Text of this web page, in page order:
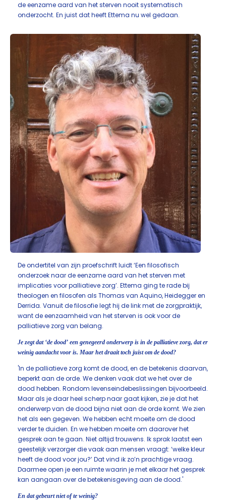
de eenzame aard van het sterven nooit systematisch
onderzocht. En juist dat heeft Ettema nu wel gedaan.
De ondertitel van zijn proefschrift luidt ‘Een filosofisch
onderzoek naar de eenzame aard van het sterven met
implicaties voor palliatieve zorg’. Ettema ging te rade bij
theologen en filosofen als Thomas van Aquino, Heidegger en
Derrida. Vanuit de filosofie legt hij de link met de zorgpraktijk,
want de eenzaamheid van het sterven is ook voor de
palliatieve zorg van belang.
Je zegt dat ‘de dood’ een genegeerd onderwerp is in de palliatieve zorg, dat er
weinig aandacht voor is. Maar het draait toch juist om de dood?
'In de palliatieve zorg komt de dood, en de betekenis daarvan,
beperkt aan de orde. We denken vaak dat we het over de
dood hebben. Rondom levenseindebeslissingen bijvoorbeeld.
Maar als je daar heel scherp naar gaat kijken, zie je dat het
onderwerp van de dood bijna niet aan de orde komt. We zien
het als een gegeven. We hebben echt moeite om de dood
verder te duiden. En we hebben moeite om daarover het
gesprek aan te gaan. Niet altijd trouwens. Ik sprak laatst een
geestelijk verzorger die vaak aan mensen vraagt: ‘welke kleur
heeft de dood voor jou?’ Dat vind ik zo’n prachtige vraag.
Daarmee open je een ruimte waarin je met elkaar het gesprek
kan aangaan over de betekenisgeving aan de dood.'
En dat gebeurt niet of te weinig?